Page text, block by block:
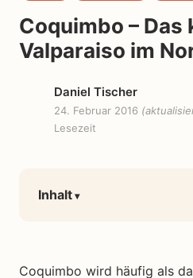
Coquimbo – Das
Valparaiso im
Daniel Tischer
24. Februar 2016
Lesezeit
Inhalt
Coquimbo wird häufig als